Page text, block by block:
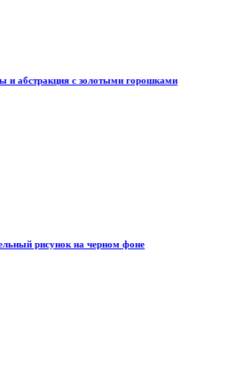
и абстракция с золотыми горошками
рисунок на черном фоне